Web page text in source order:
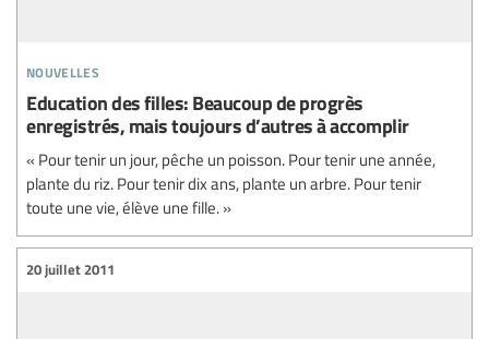
nouvelles
Education des filles: Beaucoup de progrès
enregistrés, mais toujours d’autres à accomplir
« Pour tenir un jour, pêche un poisson. Pour tenir une année,
plante du riz. Pour tenir dix ans, plante un arbre. Pour tenir
toute une vie, élève une fille. »
20 juillet 2011